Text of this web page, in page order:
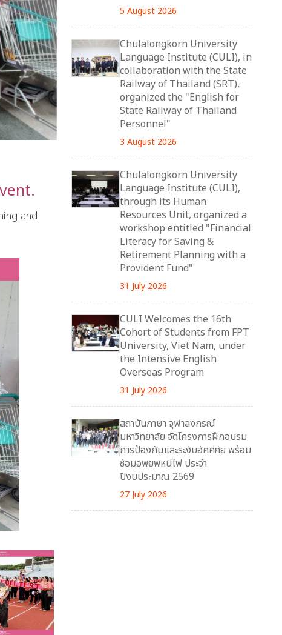
and
5 August 2026
Chulalongkorn University
Language Institute (CULI), in
collaboration with the State
Railway of Thailand (SRT),
organized the "English for
State Railway of Thailand
Personnel"
3 August 2026
Chulalongkorn University
Language Institute (CULI),
through its Human
Resources Unit, organized a
workshop entitled "Financial
Literacy for Saving &
Retirement Planning with a
Provident Fund"
31 July 2026
CULI Welcomes the 16th
Cohort of Students from FPT
University, Viet Nam, under
the Intensive English
Overseas Program
31 July 2026
สถาบันภาษา จุฬาลงกรณ์
มหาวิทยาลัย จัดโครงการฝึกอบรม
การป้องกันและระงับอัคคีภัย พร้อม
ซ้อมอพยพหนีไฟ ประจำ
ปีงบประมาณ 2569
27 July 2026